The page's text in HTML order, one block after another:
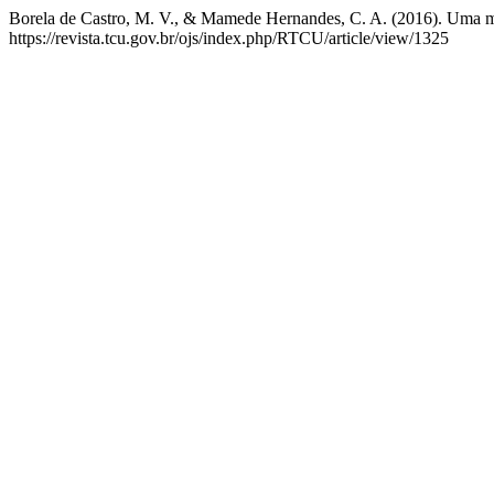
Borela de Castro, M. V., & Mamede Hernandes, C. A. (2016). Uma
https://revista.tcu.gov.br/ojs/index.php/RTCU/article/view/1325